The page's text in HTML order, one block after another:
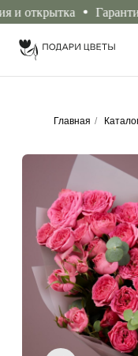
Гарантия
Главная /